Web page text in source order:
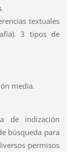
.
textuales
3 tipos de
media.
de indización
búsqueda para
permisos